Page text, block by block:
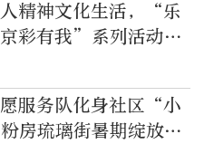
精神文化生活，“乐
彩有我”系列活动启
服务队化身社区“小
房琉璃街暑期绽放